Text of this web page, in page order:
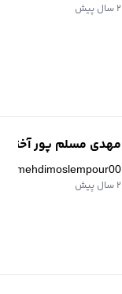
2 سال پیش
مهدی مسلم پور آخته
mehdimoslempour00
2 سال پیش